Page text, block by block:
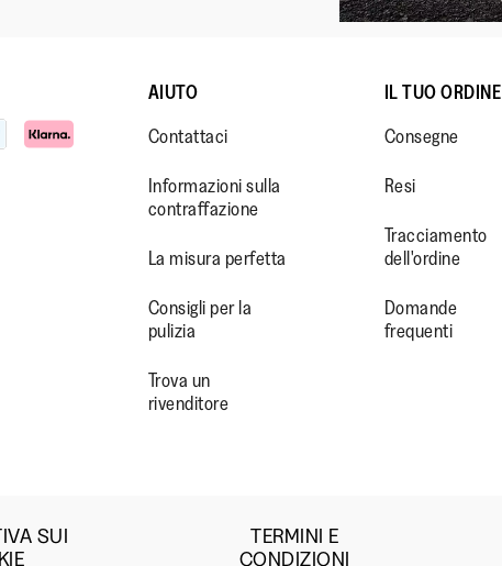
WWW.INSTAGRAM.COM/
HTTPS://WWW.YOUTUBE.COM/
AIUTO
Contattaci
Informazioni sulla
contraffazione
La misura perfetta
Consigli per la
pulizia
Trova un
rivenditore
IL TUO ORDINE
Consegne
Resi
Tracciamento
dell'ordine
Domande
frequenti
SUI
TERMINI E
CONDIZIONI